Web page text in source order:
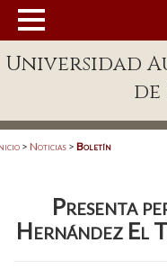
Enlaces
Patronato
Universidad
> Noticias > Boletín
Presenta
Hernández El